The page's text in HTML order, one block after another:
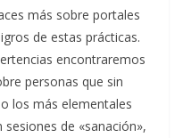
más sobre portales
de estas prácticas.
encontraremos
personas que sin
los más elementales
de «sanación»,